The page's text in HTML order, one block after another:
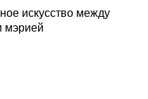
искусство между
мэрией